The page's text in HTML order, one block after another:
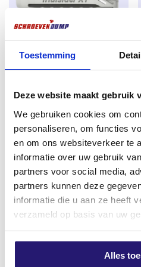
Toestemming
Deze website maakt gebruik
We gebruiken cookies om
personaliseren, om functies
en om ons websiteverkeer te
informatie over uw gebruik
partners voor social media,
partners kunnen deze
informatie die u aan ze heeft
verzameld op basis van uw
Alles
uittrekwaarde; langere
krijgen een steeds
sneller indraaien. Dit
vandaag.
omwenteling pakt de
harde houtsoorten. In
17 freespunt-
nodig.
Extreem sterk bij hoge
4.0, 4.5 en 5.0 zijn
merkbaar minder snel,
met moderne,
Licht indraaien:dankzij
de meeste
FM X1 universeel plug 6×30 100
€3,41
excl. BTW:€2,82
Op voorraad